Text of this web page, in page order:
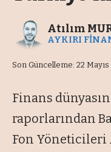
Son Güncelleme: 22
Atılım
AYKIRI
Finans
raporlarından
Fon